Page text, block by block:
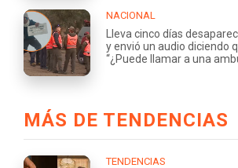
NACIONAL
Lleva cinco días
y envió un audio diciendo
“¿Puede llamar a una
MÁS DE TENDENCIAS
TENDENCIAS